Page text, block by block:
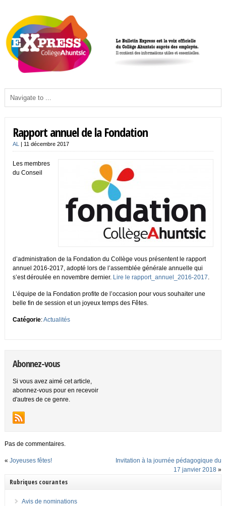
Rapport annuel de la Fondation
AL | 11 décembre 2017
Les membres
du Conseil
d’administration de la Fondation du Collège vous présentent le rapport
annuel 2016-2017, adopté lors de l’assemblée générale annuelle qui
s’est déroulée en novembre dernier. Lire le rapport_annuel_2016-2017.
L’équipe de la Fondation profite de l’occasion pour vous souhaiter une
belle fin de session et un joyeux temps des Fêtes.
Catégorie:Actualités
Abonnez-vous
Si vous avez aimé cet article,
abonnez-vous pour en recevoir
d'autres de ce genre.
Pas de commentaires.
« Joyeuses fêtes!
Invitation à la journée pédagogique du
17 janvier 2018 »
Rubriques courantes
Avis de nominations